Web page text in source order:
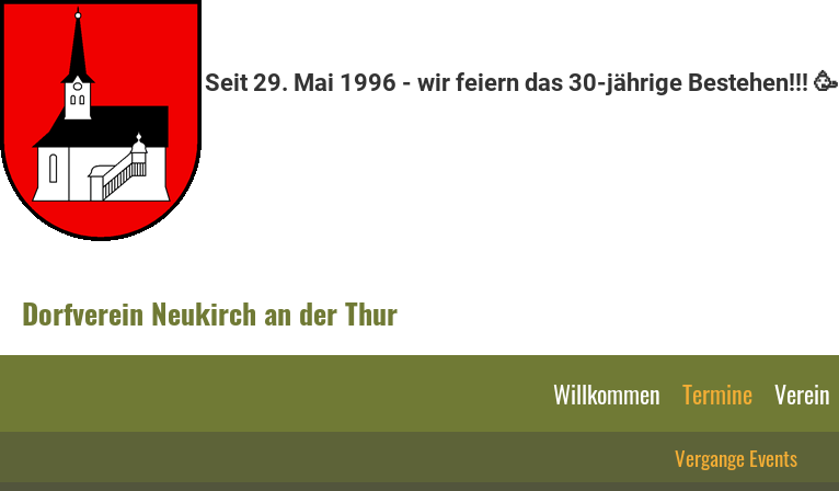
Seit 29. Mai 1996 - wir feiern das 30-jährige Bestehen!!! 🥳
Dorfverein Neukirch an der Thur
Willkommen Termine Verein
Vergange Events